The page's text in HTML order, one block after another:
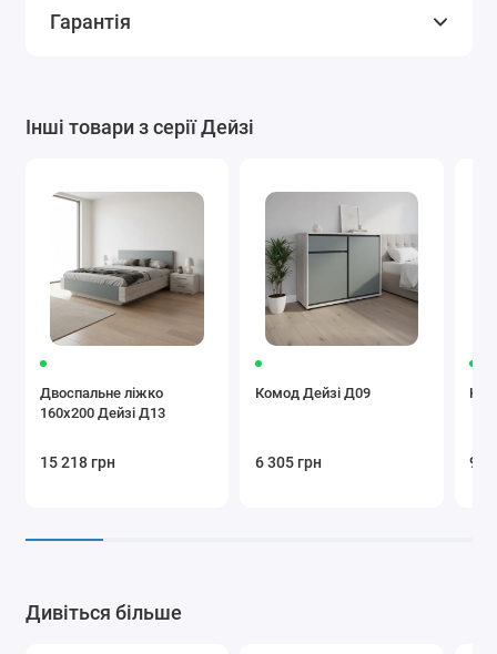
Гарантія
Інші товари з серії Дейзі
Двоспальне ліжко
160x200 Дейзі Д13
15 218 грн
Комод Дейзі Д09
6 305 грн 9
Дивіться більше